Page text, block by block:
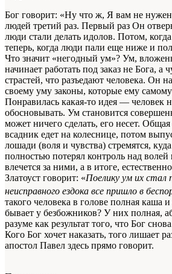
Бог говорит: «Ну что ж, Я вам не
людей третий раз. Первый раз Он
люди стали делать идолов. Потом,
теперь, когда люди пали еще ниже и
Что значит «негодный ум»? Ум,
начинает работать под заказ не Бога, а
страстей, что разъедают человека. Он
своему уму законы, которые ему самому
Понравилась какая-то идея — человек
обосновывать. Ум становится
может ничего сделать, его несет. Общая
всадник едет на колеснице, потом
лошади (воля и чувства) стремятся,
полностью потерял контроль над волей
влечется за ними, а в итоге,
Златоуст говорит: «Поелику ум их стал
неисправного ездока все пришло в
такого человека в голове полная каша
бывает у безбожников? У них полная,
разуме как результат того, что Бог
Кого Бог хочет наказать, того лишает
апостол Павел здесь прямо говорит.